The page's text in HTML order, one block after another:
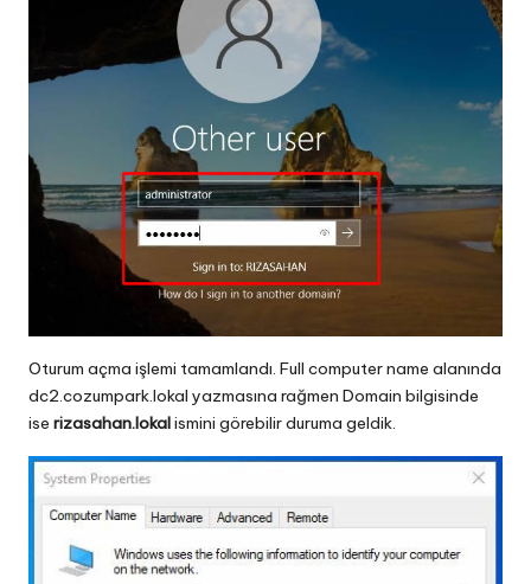
Oturum açma işlemi tamamlandı. Full computer name alanında
dc2.cozumpark.lokal yazmasına rağmen Domain bilgisinde
ise rizasahan.lokalismini görebilir duruma geldik.